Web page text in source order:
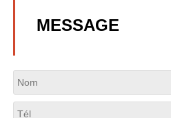
MESSAGE